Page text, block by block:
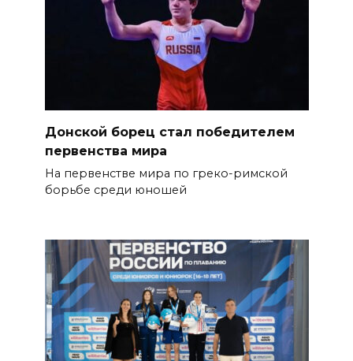
Донской борец стал победителем
первенства мира
На первенстве мира по греко-римской
борьбе среди юношей